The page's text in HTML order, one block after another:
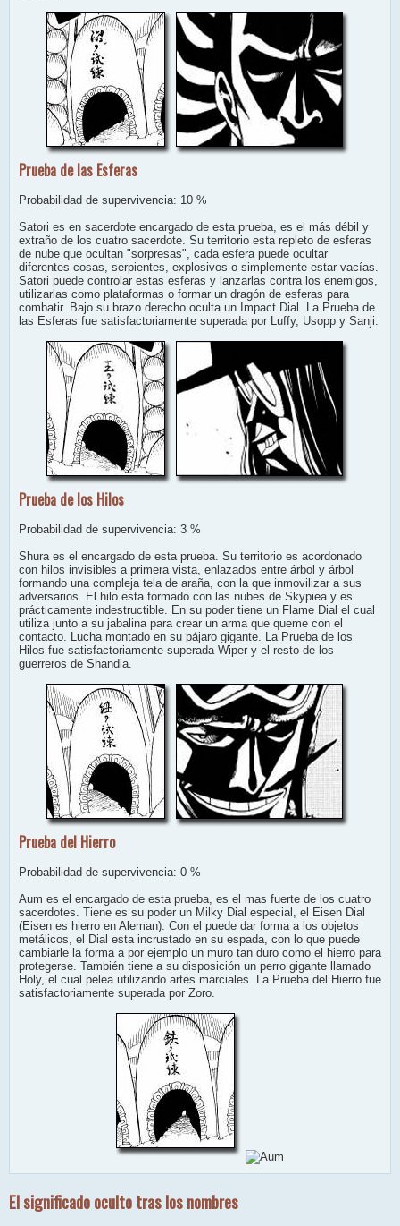
Prueba de las Esferas
Probabilidad de supervivencia: 10 %
Satori es en sacerdote encargado de esta prueba, es el más débil y
extraño de los cuatro sacerdote. Su territorio esta repleto de esferas
de nube que ocultan "sorpresas", cada esfera puede ocultar
diferentes cosas, serpientes, explosivos o simplemente estar vacías.
Satori puede controlar estas esferas y lanzarlas contra los enemigos,
utilizarlas como plataformas o formar un dragón de esferas para
combatir. Bajo su brazo derecho oculta un Impact Dial. La Prueba de
las Esferas fue satisfactoriamente superada por Luffy, Usopp y Sanji.
Prueba de los Hilos
Probabilidad de supervivencia: 3 %
Shura es el encargado de esta prueba. Su territorio es acordonado
con hilos invisibles a primera vista, enlazados entre árbol y árbol
formando una compleja tela de araña, con la que inmovilizar a sus
adversarios. El hilo esta formado con las nubes de Skypiea y es
prácticamente indestructible. En su poder tiene un Flame Dial el cual
utiliza junto a su jabalina para crear un arma que queme con el
contacto. Lucha montado en su pájaro gigante. La Prueba de los
Hilos fue satisfactoriamente superada Wiper y el resto de los
guerreros de Shandia.
Prueba del Hierro
Probabilidad de supervivencia: 0 %
Aum es el encargado de esta prueba, es el mas fuerte de los cuatro
sacerdotes. Tiene es su poder un Milky Dial especial, el Eisen Dial
(Eisen es hierro en Aleman). Con el puede dar forma a los objetos
metálicos, el Dial esta incrustado en su espada, con lo que puede
cambiarle la forma a por ejemplo un muro tan duro como el hierro para
protegerse. También tiene a su disposición un perro gigante llamado
Holy, el cual pelea utilizando artes marciales. La Prueba del Hierro fue
satisfactoriamente superada por Zoro.
El significado oculto tras los nombres